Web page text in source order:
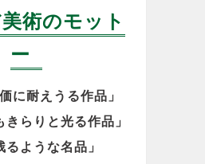
術のモット
ー
に耐えうる作品」
きらりと光る作品」
るような名品」